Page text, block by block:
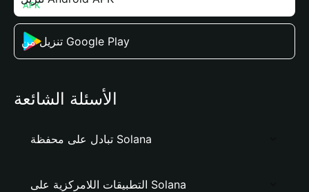
تنزيل من Google Play
الأسئلة الشائعة
تبادل على محفظة Solana
التطبيقات اللامركزية على Solana